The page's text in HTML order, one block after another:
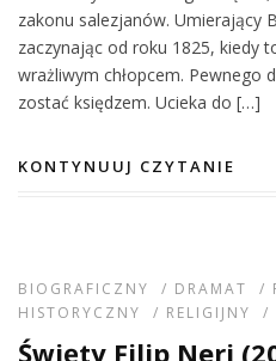
zakonu salezjanów. Umierający
zaczynając od roku 1825, kiedy
wrażliwym chłopcem. Pewnego
zostać księdzem. Ucieka do […]
KONTYNUUJ CZYTANIE
BIOGRAFICZNY / DRAMAT /
HISTORYCZNY
/ RELIGIJNY /
Święty Filip Neri